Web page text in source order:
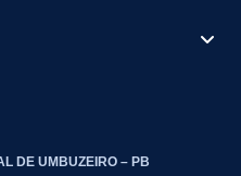
DE UMBUZEIRO – PB